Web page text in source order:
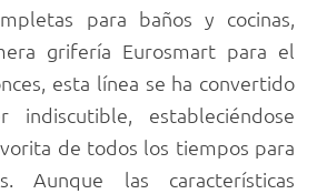
para baños y cocinas,
grifería Eurosmart para el
esta línea se ha convertido
estableciéndose
de todos los tiempos para
Aunque las características